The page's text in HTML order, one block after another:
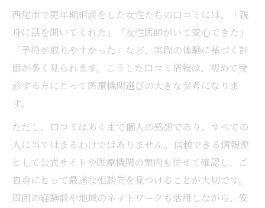
西尾市で更年期相談をした女性たちの口コミには、「親
身に話を聞いてくれた」「女性医師がいて安心できた」
「予約が取りやすかった」など、実際の体験に基づく評
価が多く見られます。こうした口コミ情報は、初めて受
診する方にとって医療機関選びの大きな参考になりま
す。
ただし、口コミはあくまで個人の感想であり、すべての
人に当てはまるわけではありません。信頼できる情報源
として公式サイトや医療機関の案内も併せて確認し、ご
自身にとって最適な相談先を見つけることが大切です。
周囲の経験談や地域のネットワークも活用しながら、安